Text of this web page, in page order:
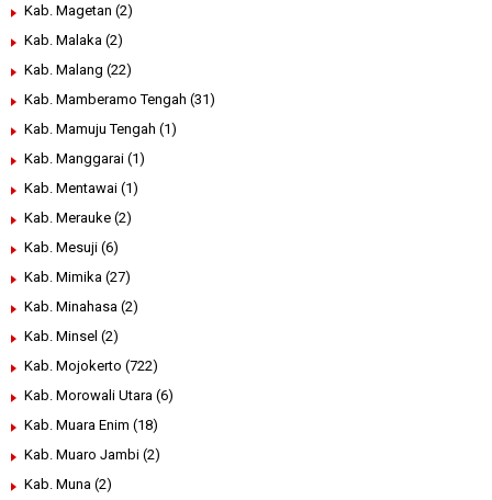
Kab. Magetan (2)
Kab. Malaka (2)
Kab. Malang (22)
Kab. Mamberamo Tengah (31)
Kab. Mamuju Tengah (1)
Kab. Manggarai (1)
Kab. Mentawai (1)
Kab. Merauke (2)
Kab. Mesuji (6)
Kab. Mimika (27)
Kab. Minahasa (2)
Kab. Minsel (2)
Kab. Mojokerto (722)
Kab. Morowali Utara (6)
Kab. Muara Enim (18)
Kab. Muaro Jambi (2)
Kab. Muna (2)